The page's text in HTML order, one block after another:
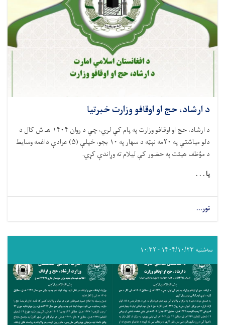
د ارشاد، حج او اوقافو وزارت خبرتیا
د ارشاد، حج او اوقافو وزارت په پام کې لري، چې د روان ۱۴۰۴ هـ ش کال د
دلومیاشتې په ۲۰
مه نېټه د سهار په ۱۰ بجو، خپلې (۵) عرادې داغمه وسایط
د مؤظف هیئت په حضور کې لیلام ته وړاندې کړي.
یا . . .
نور...
سه‌شنبه ۱۴۰۴/۱۰/۲۳ - ۱۰:۳۲